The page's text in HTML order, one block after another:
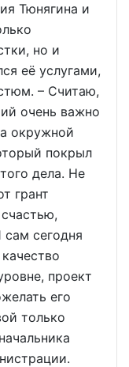
Тюнягина и
но и
её услугами,
– Считаю,
очень важно
окружной
покрыл
дела. Не
грант
сам сегодня
проект
его
только